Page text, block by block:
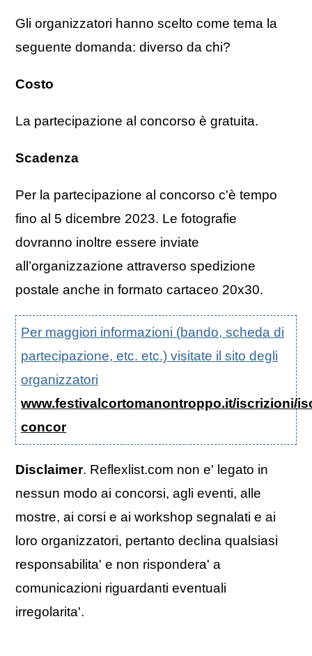
Gli organizzatori hanno scelto come tema la
seguente domanda: diverso da chi?
Costo
La partecipazione al concorso è gratuita.
Scadenza
Per la partecipazione al concorso c'è tempo
fino al 5 dicembre 2023. Le fotografie
dovranno inoltre essere inviate
all’organizzazione attraverso spedizione
postale anche in formato cartaceo 20x30.
Per maggiori informazioni (bando, scheda di
partecipazione, etc. etc.) visitate il sito degli
organizzatori
www.festivalcortomanontroppo.it/iscrizioni/
concor
Disclaimer. Reflexlist.com non e' legato in
nessun modo ai concorsi, agli eventi, alle
mostre, ai corsi e ai workshop segnalati e ai
loro organizzatori, pertanto declina qualsiasi
responsabilita' e non rispondera' a
comunicazioni riguardanti eventuali
irregolarita'.